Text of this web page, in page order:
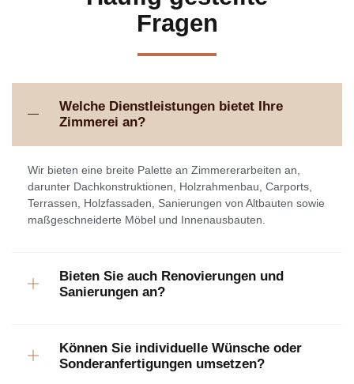
Fragen
Welche Dienstleistungen bietet Ihre
Zimmerei an?
Wir bieten eine breite Palette an Zimmererarbeiten an,
darunter Dachkonstruktionen, Holzrahmenbau, Carports,
Terrassen, Holzfassaden, Sanierungen von Altbauten sowie
maßgeschneiderte Möbel und Innenausbauten.
Bieten Sie auch Renovierungen und
Sanierungen an?
Können Sie individuelle Wünsche oder
Sonderanfertigungen umsetzen?